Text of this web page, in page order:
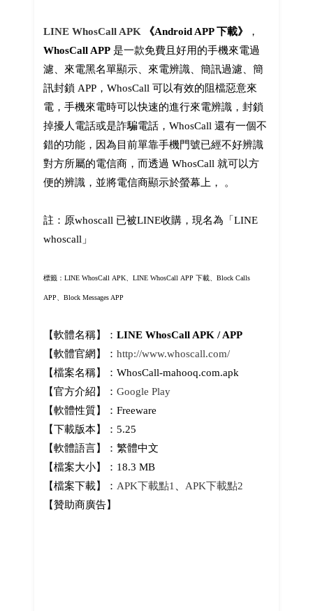
LINE WhosCall APK《Android APP 下載》
，
WhosCall APP是一款免費且好用的手機來電過
濾、來電黑名單顯示、來電辨識、簡訊過濾、簡
訊封鎖 APP，WhosCall 可以有效的阻檔惡意來
電，手機來電時可以快速的進行來電辨識，封鎖
掉擾人電話或是詐騙電話，WhosCall 還有一個不
錯的功能，因為目前單靠手機門號已經不好辨識
對方所屬的電信商，而透過 WhosCall 就可以方
便的辨識，並將電信商顯示於螢幕上， 。
註：原whoscall 已被LINE收購，現名為「LINE
whoscall」
標籤：LINE WhosCall APK、LINE WhosCall APP 下載、Block Calls
APP、Block Messages APP
【軟體名稱】： LINE WhosCall APK / APP
【軟體官網】： http://www.whoscall.com/
【檔案名稱】：WhosCall-mahooq.com.apk
【官方介紹】： Google Play
【軟體性質】：Freeware
【下載版本】：5.25
【軟體語言】：繁體中文
【檔案大小】：18.3 MB
【檔案下載】： APK下載點1、 APK下載點2
【贊助商廣告】